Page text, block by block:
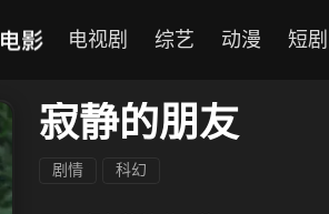
电影 电视剧 综艺 动漫 短剧
寂静的朋友
剧情 科幻